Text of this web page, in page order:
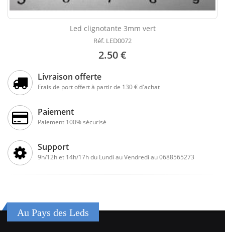
Led clignotante 3mm vert
Réf. LED0072
2.50 €
Livraison offerte
Frais de port offert à partir de 130 € d'achat
Paiement
Paiement 100% sécurisé
Support
9h/12h et 14h/17h du Lundi au Vendredi au 0688565273
Au Pays des Leds